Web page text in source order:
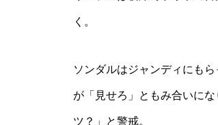
く。
ソンダルはジャンディにも
が「見せろ」ともみ合いに
ツ？」と警戒。